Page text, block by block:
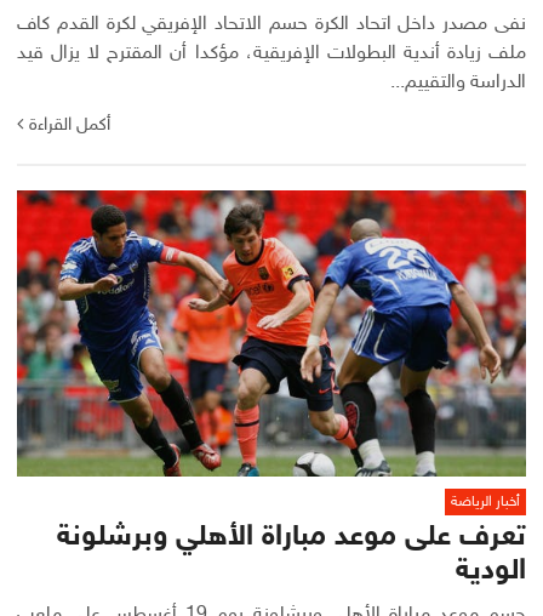
نفى مصدر داخل اتحاد الكرة حسم الاتحاد الإفريقي لكرة القدم كاف
ملف زيادة أندية البطولات الإفريقية، مؤكدا أن المقترح لا يزال قيد
الدراسة والتقييم...
أكمل القراءة
أخبار الرياضة
تعرف على موعد مباراة الأهلي وبرشلونة
الودية